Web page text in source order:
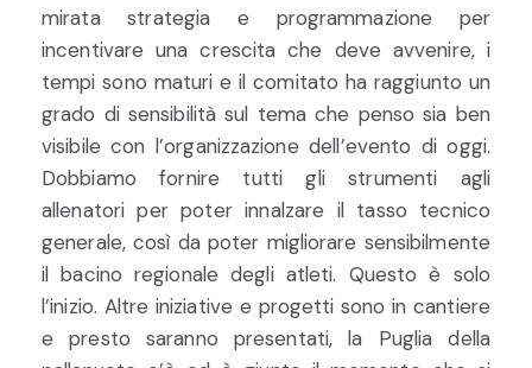
mirata strategia e programmazione per
incentivare una crescita che deve avvenire, i
tempi sono maturi e il comitato ha raggiunto un
grado di sensibilità sul tema che penso sia ben
visibile con l’organizzazione dell’evento di oggi.
Dobbiamo fornire tutti gli strumenti agli
allenatori per poter innalzare il tasso tecnico
generale, così da poter migliorare sensibilmente
il bacino regionale degli atleti. Questo è solo
l’inizio. Altre iniziative e progetti sono in cantiere
e presto saranno presentati, la Puglia della